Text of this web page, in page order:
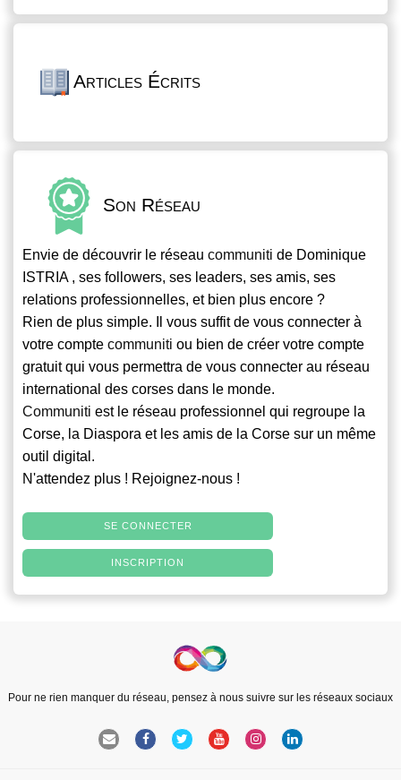
Articles Écrits
Son Réseau
Envie de découvrir le réseau communiti de Dominique
ISTRIA , ses followers, ses leaders, ses amis, ses
relations professionnelles, et bien plus encore ?
Rien de plus simple. Il vous suffit de vous connecter à
votre compte communiti ou bien de créer votre compte
gratuit qui vous permettra de vous connecter au réseau
international des corses dans le monde.
Communiti est le réseau professionnel qui regroupe la
Corse, la Diaspora et les amis de la Corse sur un même
outil digital.
N'attendez plus ! Rejoignez-nous !
SE CONNECTER
INSCRIPTION
Pour ne rien manquer du réseau, pensez à nous suivre sur les réseaux sociaux